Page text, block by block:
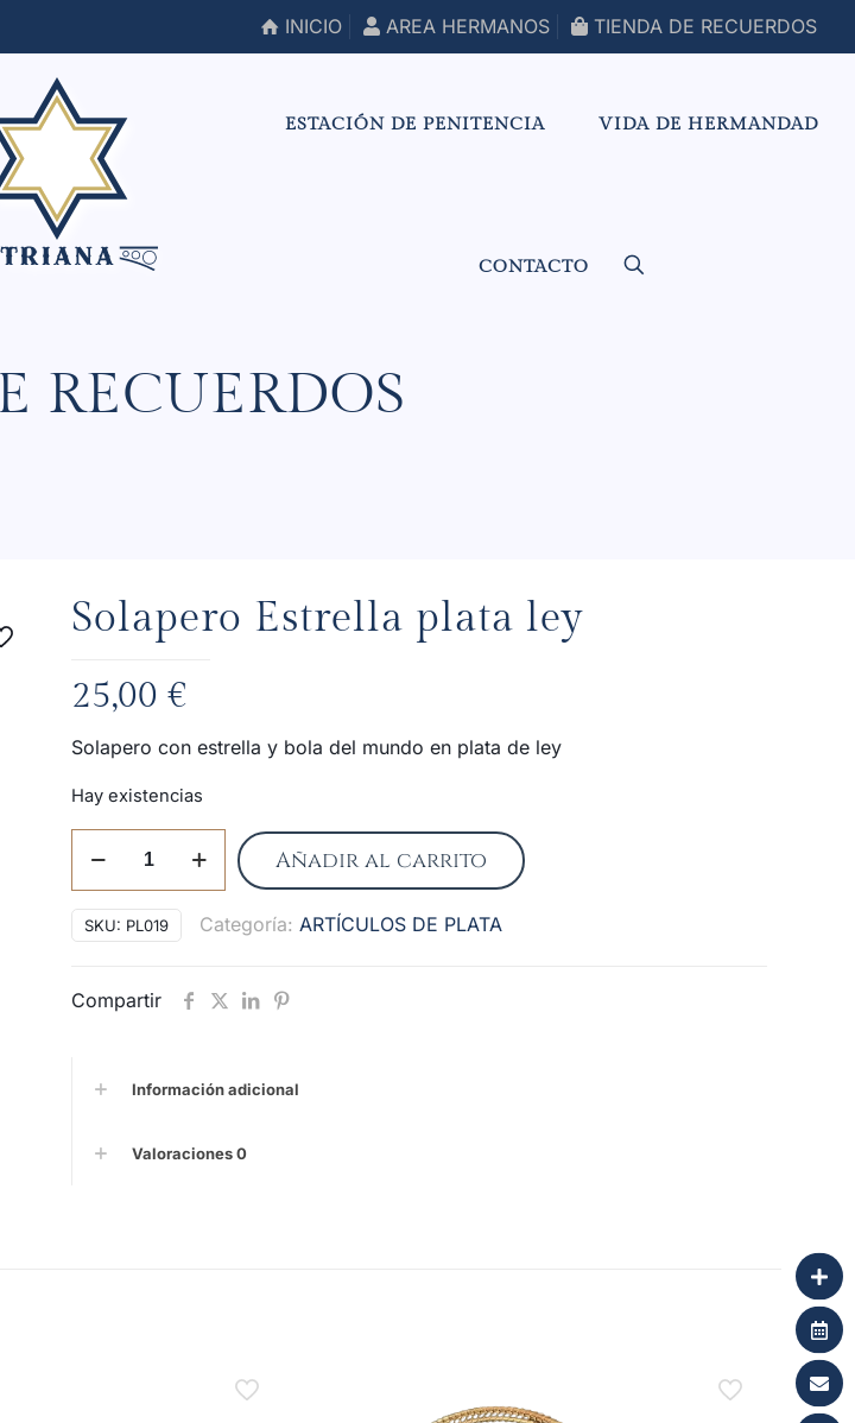
INICIO AREA HERMANOS TIENDA DE RECUERDOS
ESTACIÓN DE PENITENCIA VIDA DE HERMANDAD
CONTACTO
Solapero Estrella plata ley
25,00 €
Solapero con estrella y bola del mundo en plata de ley
Hay existencias
plata
ley
Añadir al carrito
SKU: PL019 Categoría: ARTÍCULOS DE PLATA
Compartir
Información adicional
Valoraciones0